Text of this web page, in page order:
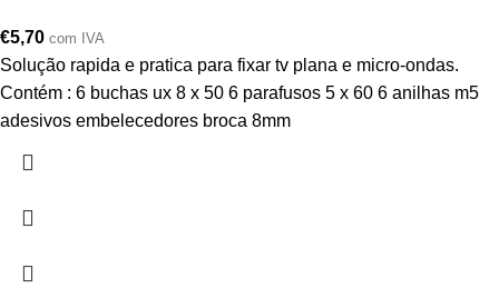
€5,70 com IVA
Solução rapida e pratica para fixar tv plana e micro-ondas.
Contém : 6 buchas ux 8 x 50 6 parafusos 5 x 60 6 anilhas m5
adesivos embelecedores broca 8mm